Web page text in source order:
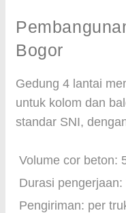
Bogor
Gedung 4 lantai
untuk kolom dan
standar SNI,
Volume cor beton:
Durasi pengerjaan:
Pengiriman: per